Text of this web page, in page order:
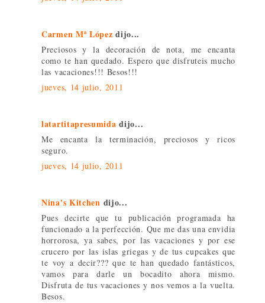
Carmen Mª López dijo...
Preciosos y la decoración de nota, me encanta
como te han quedado. Espero que disfruteis mucho
las vacaciones!!! Besos!!!
jueves, 14 julio, 2011
latartitapresumida dijo...
Me encanta la terminación, preciosos y ricos
seguro.
jueves, 14 julio, 2011
Nina's Kitchen dijo...
Pues decirte que tu publicación programada ha
funcionado a la perfección. Que me das una envidia
horrorosa, ya sabes, por las vacaciones y por ese
crucero por las islas griegas y de tus cupcakes que
te voy a decir??? que te han quedado fantásticos,
vamos para darle un bocadito ahora mismo.
Disfruta de tus vacaciones y nos vemos a la vuelta.
Besos.